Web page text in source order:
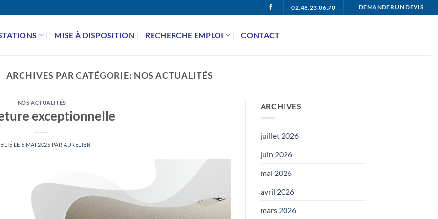
02.48.23.06.70 DEMANDER UN DEVIS
MISE À DISPOSITION RECHERCHE EMPLOI CONTACT
ARCHIVES PAR CATÉGORIE: NOS ACTUALITÉS
NOS ACTUALITÉS
exceptionnelle
LE 6 MAI 2025 PARAURELIEN
ARCHIVES
juillet 2026
juin 2026
mai 2026
avril 2026
mars 2026